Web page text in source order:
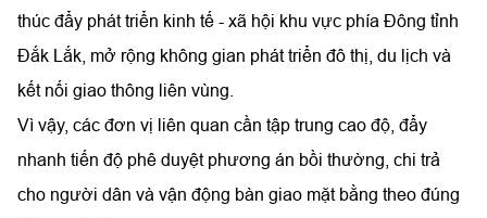
thúc đẩy phát triển kinh tế - xã hội khu vực phía Đông tỉnh
Đắk Lắk, mở rộng không gian phát triển đô thị, du lịch và
kết nối giao thông liên vùng.
Vì vậy, các đơn vị liên quan cần tập trung cao độ, đẩy
nhanh tiến độ phê duyệt phương án bồi thường, chi trả
cho người dân và vận động bàn giao mặt bằng theo đúng